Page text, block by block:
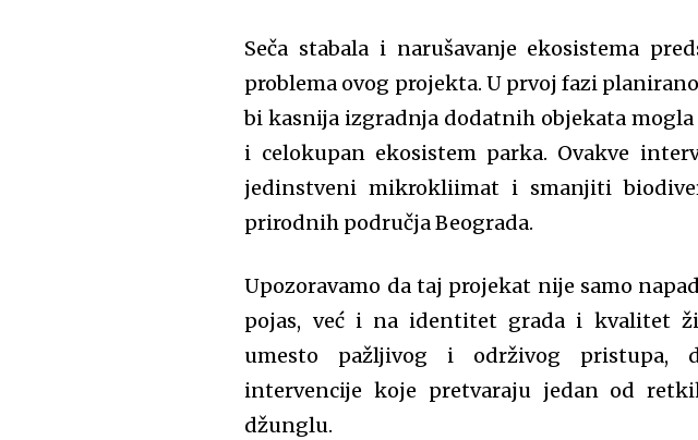
Seča stabala i narušavanje ekosistema
problema ovog projekta. U prvoj fazi
bi kasnija izgradnja dodatnih objekata
i celokupan ekosistem parka. Ovakve
jedinstveni mikrokliimat i smanjiti
prirodnih područja Beograda.
Upozoravamo da taj projekat nije samo
pojas, već i na identitet grada i kvalitet
umesto pažljivog i održivog pristupa,
intervencije koje pretvaraju jedan od
džunglu.